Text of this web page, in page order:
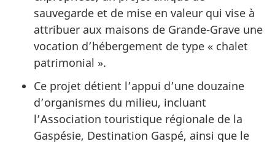
sauvegarde et de mise en valeur qui vise à
attribuer aux maisons de Grande-Grave une
vocation d’hébergement de type « chalet
patrimonial ».
Ce projet détient l’appui d’une douzaine
d’organismes du milieu, incluant
l’Association touristique régionale de la
Gaspésie, Destination Gaspé, ainsi que le